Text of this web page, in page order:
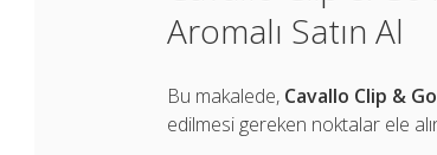
Aromalı Satın Al
Bu makalede, Cavallo Clip & Go
edilmesi gereken noktalar ele